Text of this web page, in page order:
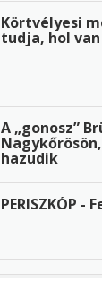
Körtvélyesi
tudja, hol
A „gonosz”
hazudik
PERISZKÓP -